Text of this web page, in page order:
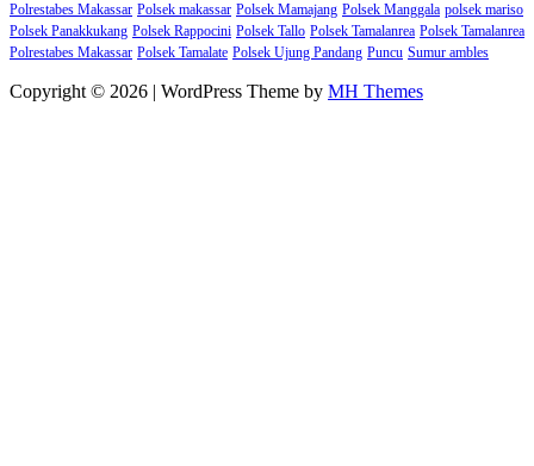
Polrestabes Makassar Polsek makassar Polsek Mamajang Polsek Manggala polsek mariso
Polsek Panakkukang Polsek Rappocini Polsek Tallo Polsek Tamalanrea Polsek Tamalanrea
Polrestabes Makassar Polsek Tamalate Polsek Ujung Pandang Puncu Sumur ambles
Copyright © 2026 | WordPress Theme by MH Themes